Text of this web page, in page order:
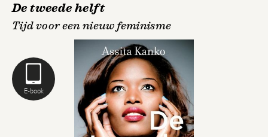
E-book
De tweede helft
Tijd voor een nieuw feminisme